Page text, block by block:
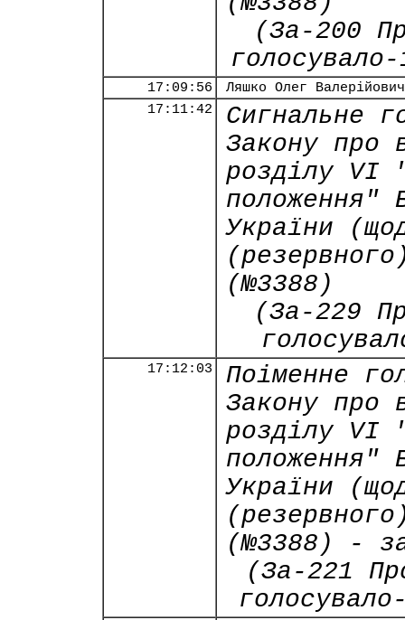
(За-200
17:09:56
Ляшко Олег Валерійович
17:11:42
Сигнальне
Закону про
розділу VI
положення"
України
(№3388)
(За-229
17:12:03
Поіменне
Закону про
розділу VI
положення"
України
(№3388) -
(За-221